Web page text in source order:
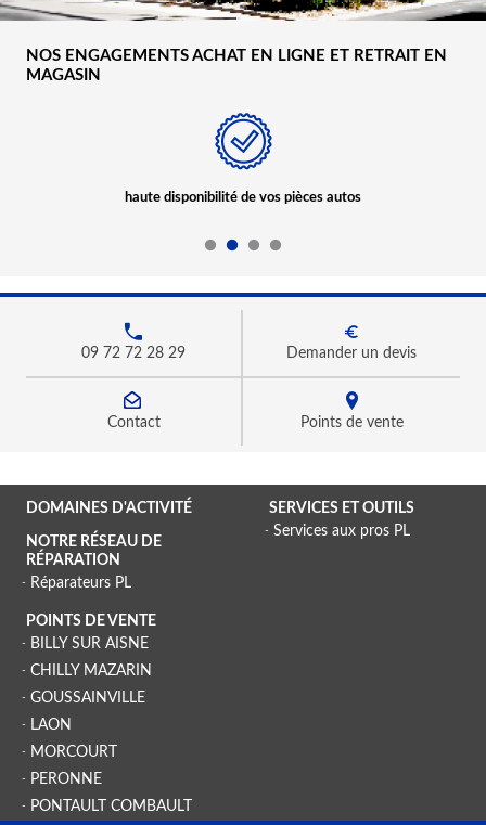
NOS ENGAGEMENTS ACHAT EN LIGNE ET RETRAIT EN
MAGASIN
haute disponibilité de vos pièces autos
09 72 72 28 29 Demander un devis
Contact Points de vente
DOMAINES D'ACTIVITÉ
NOTRE RÉSEAU DE
RÉPARATION
Réparateurs PL
SERVICES ET OUTILS
Services aux pros PL
POINTS DE VENTE
BILLY SUR AISNE
CHILLY MAZARIN
GOUSSAINVILLE
LAON
MORCOURT
PERONNE
PONTAULT COMBAULT